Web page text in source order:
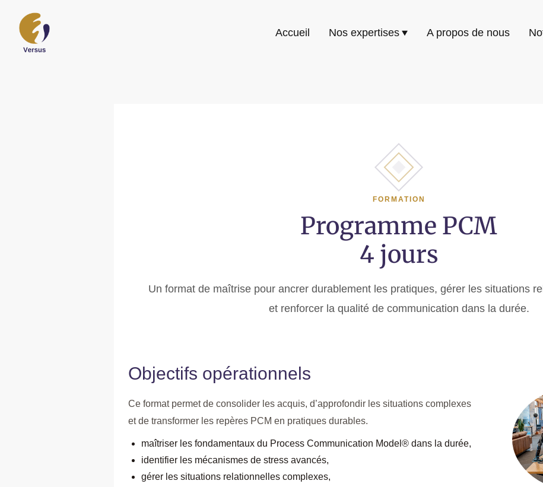
Accueil Nos expertises A propos de nous
FORMATION
Programme PCM
4 jours
Un format de maîtrise pour ancrer durablement les pratiques, gérer les situations
et renforcer la qualité de communication dans la durée.
Objectifs opérationnels
Ce format permet de consolider les acquis, d’approfondir les situations complexes
et de transformer les repères PCM en pratiques durables.
maîtriser les fondamentaux du Process Communication Model® dans la durée,
identifier les mécanismes de stress avancés,
gérer les situations relationnelles complexes,